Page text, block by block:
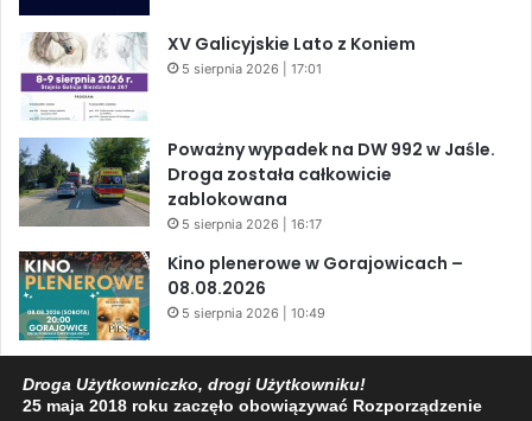
XV Galicyjskie Lato z Koniem
5 sierpnia 2026 | 17:01
Poważny wypadek na DW 992 w Jaśle.
Droga została całkowicie
zablokowana
5 sierpnia 2026 | 16:17
Kino plenerowe w Gorajowicach –
08.08.2026
5 sierpnia 2026 | 10:49
taniec i regionalne klimaty
Droga Użytkowniczko, drogi Użytkowniku!
25 maja 2018 roku zaczęło obowiązywać Rozporządzenie